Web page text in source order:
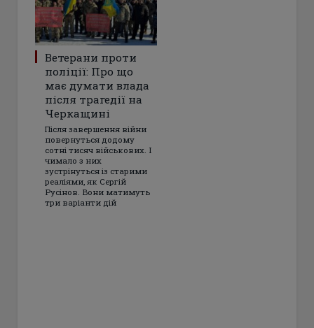
Ветерани проти
поліції: Про що
має думати влада
після трагедії на
Черкащині
Після завершення війни
повернуться додому
сотні тисяч військових. І
чимало з них
зустрінуться із старими
реаліями, як Сергій
Русінов. Вони матимуть
три варіанти дій